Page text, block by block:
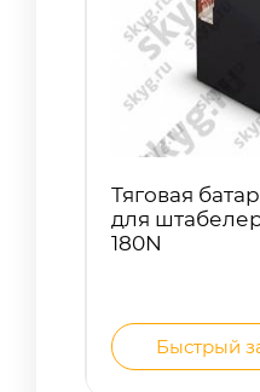
Тяговая
для
180N
Быстрый